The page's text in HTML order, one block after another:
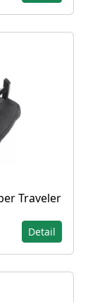
Traveler
Detail